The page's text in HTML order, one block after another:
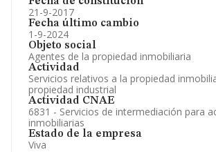
21-9-2017
Fecha último cambio
1-9-2024
Objeto social
Agentes de la propiedad inmobiliaria
Actividad
Servicios relativos a la propiedad
propiedad industrial
Actividad CNAE
6831 - Servicios de intermediación para
inmobiliarias
Estado de la empresa
Viva